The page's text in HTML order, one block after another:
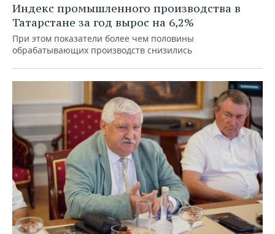
Индекс промышленного производства в
Татарстане за год вырос на 6,2%
При этом показатели более чем половины
обрабатывающих производств снизились